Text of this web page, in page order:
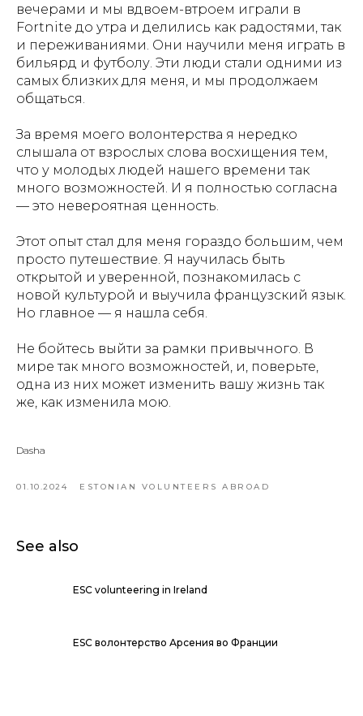
вечерами и мы вдвоем-втроем играли в
Fortnite до утра и делились как радостями, так
и переживаниями. Они научили меня играть в
бильярд и футболу. Эти люди стали одними из
самых близких для меня, и мы продолжаем
общаться.
За время моего волонтерства я нередко
слышала от взрослых слова восхищения тем,
что у молодых людей нашего времени так
много возможностей. И я полностью согласна
— это невероятная ценность.
Этот опыт стал для меня гораздо большим, чем
просто путешествие. Я научилась быть
открытой и уверенной, познакомилась с
новой культурой и выучила французский язык.
Но главное — я нашла себя.
Не бойтесь выйти за рамки привычного. В
мире так много возможностей, и, поверьте,
одна из них может изменить вашу жизнь так
же, как изменила мою.
Dasha
01.10.2024 ESTONIAN VOLUNTEERS ABROAD
See also
ESC volunteering in Ireland
ESC волонтерство Арсения во Франции